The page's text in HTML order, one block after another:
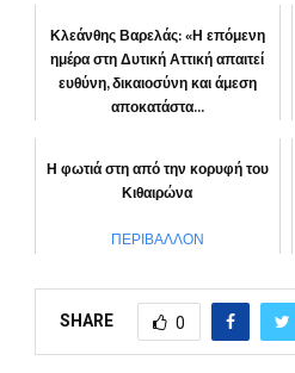
Κλεάνθης Βαρελάς: «Η επόμενη
ημέρα στη Δυτική Αττική απαιτεί
ευθύνη, δικαιοσύνη και άμεση
αποκατάστα...
Η φωτιά στη από την κορυφή του
Κιθαιρώνα
ΠΕΡΙΒΑΛΛΟΝ
SHARE 0